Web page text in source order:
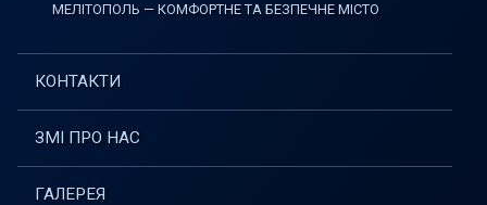
МЕЛІТОПОЛЬ — КОМФОРТНЕ ТА БЕЗПЕЧНЕ МІСТО
КОНТАКТИ
ЗМІ ПРО НАС
ГАЛЕРЕЯ